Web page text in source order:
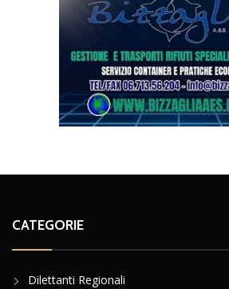
CATEGORIE
Dilettanti Regionali